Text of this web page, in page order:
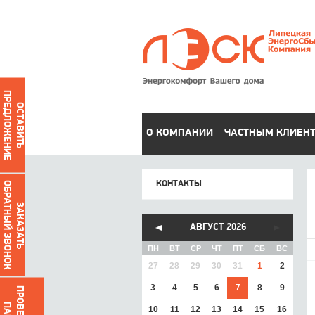
О КОМПАНИИ ЧАСТНЫМ
КОНТАКТЫ
АВГУСТ 2026
ПН ВТ СР ЧТ ПТ СБ ВС
27 28 29 30 31 1 2
3 4 5 6 7 8 9
10 11 12 13 14 15 16
ОСТАВИТЬ
ПРЕДЛОЖЕНИЕ
ЗАКАЗАТЬ
ОБРАТНЫЙ ЗВОНОК